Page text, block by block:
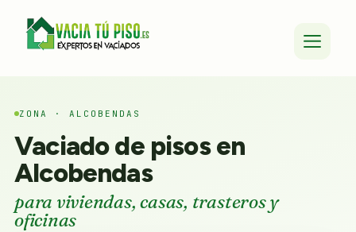
ZONA · ALCOBENDAS
Vaciado de pisos en
Alcobendas
para viviendas, casas, trasteros y
oficinas